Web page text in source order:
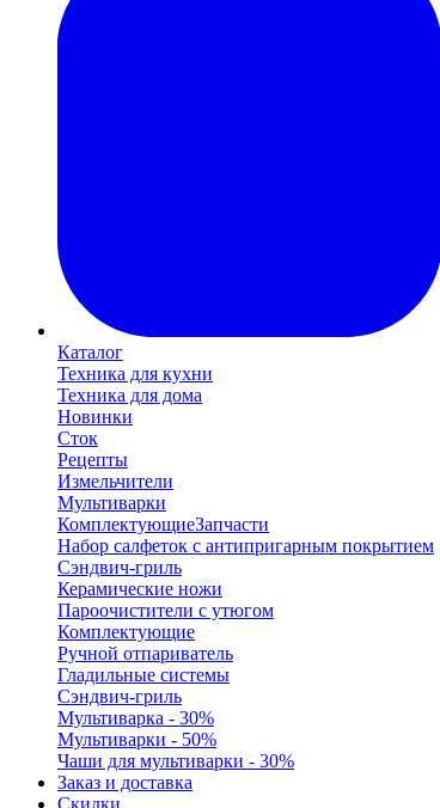
Каталог
Техника для кухни
Техника для дома
Новинки
Сток
Рецепты
Измельчители
Мультиварки
КомплектующиеЗапчасти
Набор салфеток с антипригарным покрытием
Сэндвич-гриль
Керамические ножи
Пароочистители с утюгом
Комплектующие
Ручной отпариватель
Гладильные системы
Сэндвич-гриль
Мультиварка - 30%
Мультиварки - 50%
Чаши для мультиварки - 30%
Заказ и доставка
Скидки